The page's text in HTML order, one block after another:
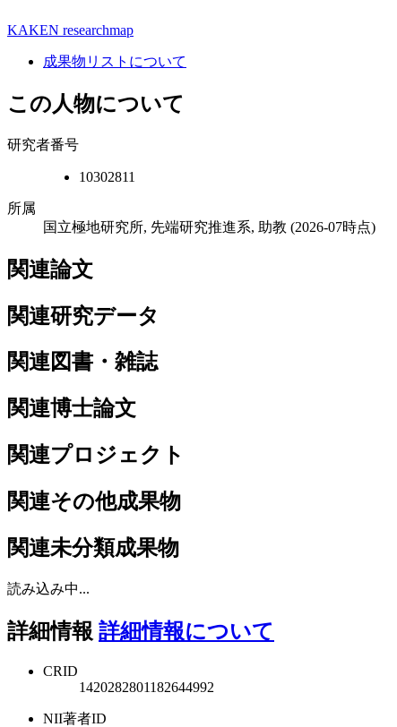
KAKEN researchmap
成果物リストについて
この人物について
研究者番号
10302811
所属
国立極地研究所, 先端研究推進系, 助教 (2026-07時点)
関連論文
関連研究データ
関連図書・雑誌
関連博士論文
関連プロジェクト
関連その他成果物
関連未分類成果物
読み込み中...
詳細情報 詳細情報について
CRID
1420282801182644992
NII著者ID